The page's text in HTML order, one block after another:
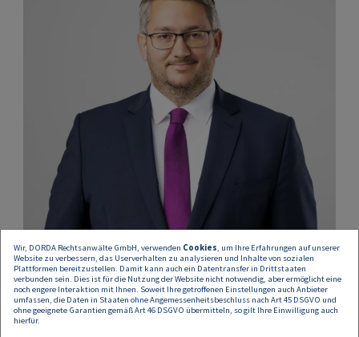
Philip Exenberger
Partner
Wir, DORDA Rechtsanwälte GmbH, verwenden Cookies, um Ihre Erfahrungen auf unserer
Website zu verbessern, das Userverhalten zu analysieren und Inhalte von sozialen
Plattformen bereitzustellen. Damit kann auch ein Datentransfer in Drittstaaten
verbunden sein. Dies ist für die Nutzung der Website nicht notwendig, aber ermöglicht eine
noch engere Interaktion mit Ihnen. Soweit Ihre getroffenen Einstellungen auch Anbieter
umfassen, die Daten in Staaten ohne Angemessenheitsbeschluss nach Art 45 DSGVO und
ohne geeignete Garantien gemäß Art 46 DSGVO übermitteln, so gilt Ihre Einwilligung auch
hierfür.